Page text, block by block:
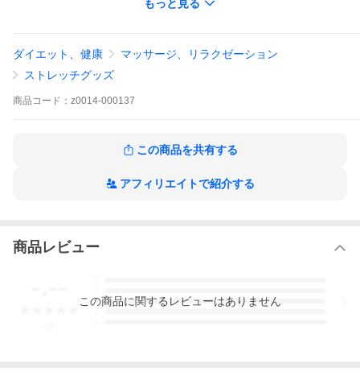
もっと見る
ダイエット、健康
マッサージ、リラクゼーション
ストレッチグッズ
商品 コード： z0014-000137
この商品を共有する
アフィリエイトで紹介する
商品レビュー
3
この商品に関するレビューはありません